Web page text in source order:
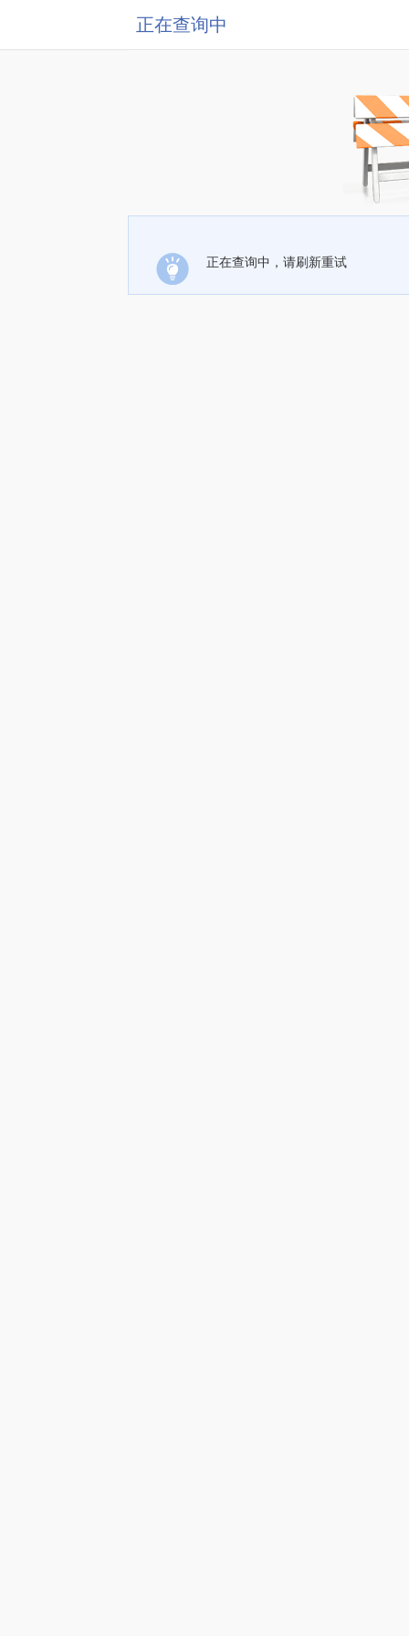
正在查询中
正在查询中，请刷新重试